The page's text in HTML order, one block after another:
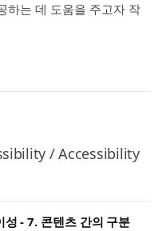
하는 데 도움을 주고자 작
/ Accessibility
- 7. 콘텐츠 간의 구분